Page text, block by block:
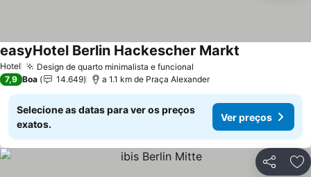
Hotel Design de quarto minimalista e funcional
easyHotel Berlin Hackescher Markt
7,9 Boa 14.649 a 1.1 km de Praça Alexander
Selecione as datas para ver os preços
exatos.
Ver preços
Partilhar